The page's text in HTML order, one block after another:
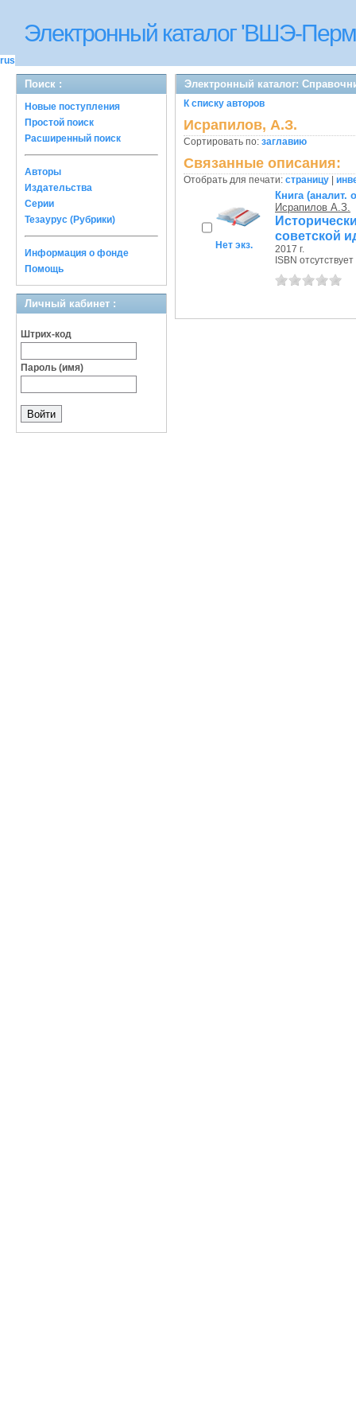
Электронный каталог 'ВШЭ-
rus
Поиск :
Новые поступления
Простой поиск
Расширенный поиск
Авторы
Издательства
Серии
Тезаурус (Рубрики)
Информация о фонде
Помощь
Личный кабинет :
Штрих-код
Пароль (имя)
Электронный каталог:
К списку авторов
Исрапилов, А.З.
Сортировать по: заглавию
Связанные описания:
Отобрать для печати: страницу
Нет экз.
Книга (аналит.
Исрапилов А.З.
советской
2017 г.
ISBN отсутствует